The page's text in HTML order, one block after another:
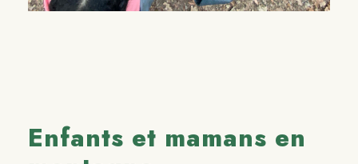
Enfants et mamans en